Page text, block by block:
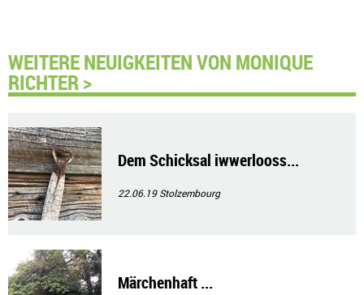
WEITERE NEUIGKEITEN VON MONIQUE
RICHTER >
Dem Schicksal iwwerlooss...
22.06.19Stolzembourg
Märchenhaft ...